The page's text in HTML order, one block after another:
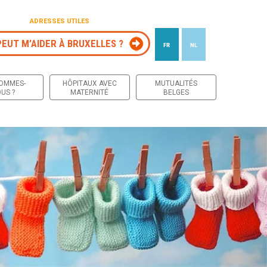
ADRESSES UTILES
M’AIDER À BRUXELLES ? FR NL
?
HÔPITAUX AVEC
MATERNITÉ
MUTUALITÉS
BELGES